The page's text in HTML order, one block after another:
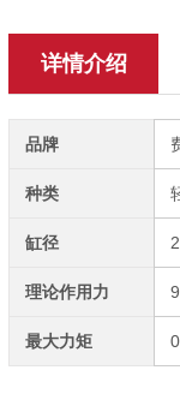
详情介绍
品牌
种类
缸径
理论作用力
最大力矩